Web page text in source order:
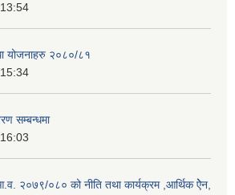
योजनाहरु २०८०/८१
सम्बन्धमा
२०७९/०८० को नीति तथा कार्यक्रम ,आर्थिक ऐेन,